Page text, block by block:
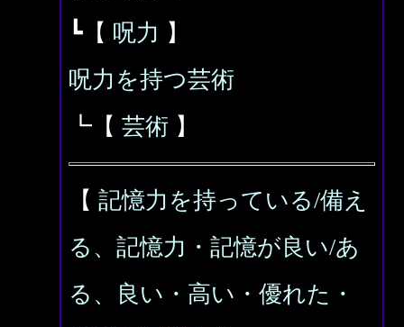
┗【 呪力 】
呪力を持つ芸術
┗【 芸術 】
【 記憶力を持っている/備え
る、記憶力・記憶が良い/あ
る、良い・高い・優れた・